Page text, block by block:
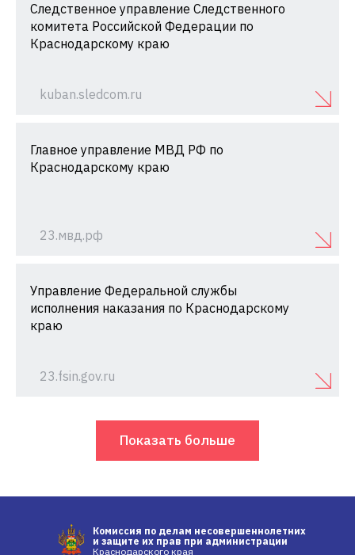
Следственное управление Следственного
комитета Российской Федерации по
Краснодарскому краю
kuban.sledcom.ru
Главное управление МВД РФ по
Краснодарскому краю
23.мвд.рф
Управление Федеральной службы
исполнения наказания по Краснодарскому
краю
23.fsin.gov.ru
Показать больше
Комиссия по делам несовершеннолетних
и защите их прав при администрации
Краснодарского края